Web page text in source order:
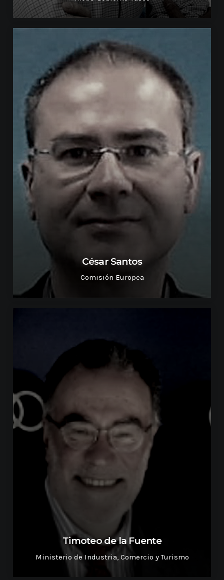
César Santos
Comisión Europea
Timoteo de la Fuente
Ministerio de Industria, Comercio y Turismo